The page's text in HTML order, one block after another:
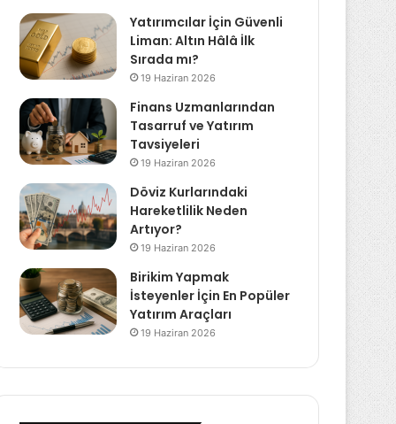
Yatırımcılar İçin Güvenli
Liman: Altın Hâlâ İlk
Sırada mı?
19 Haziran 2026
Finans Uzmanlarından
Tasarruf ve Yatırım
Tavsiyeleri
19 Haziran 2026
Döviz Kurlarındaki
Hareketlilik Neden
Artıyor?
19 Haziran 2026
Birikim Yapmak
İsteyenler İçin En Popüler
Yatırım Araçları
19 Haziran 2026